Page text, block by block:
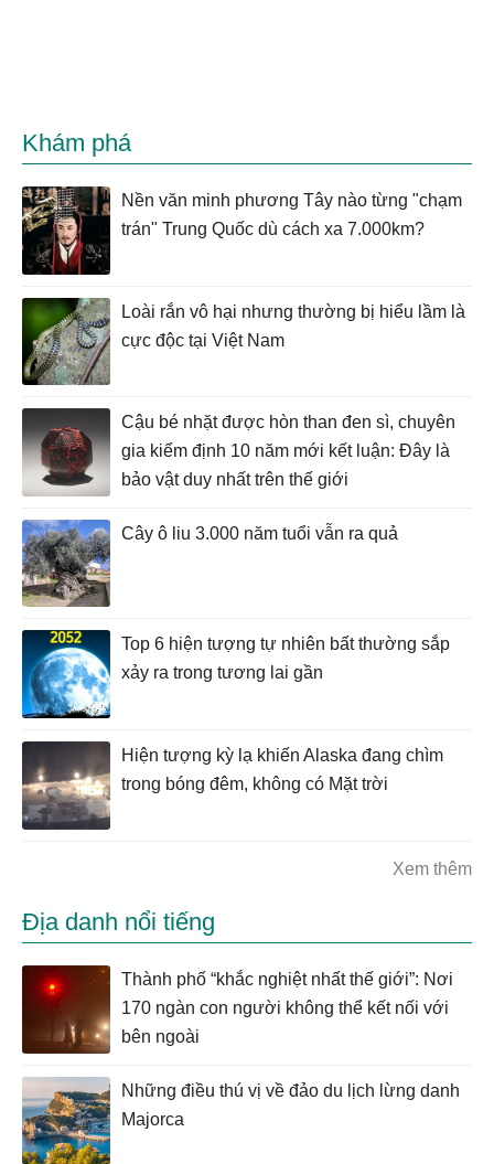
Khám phá
Nền văn minh phương Tây nào từng "chạm
trán" Trung Quốc dù cách xa 7.000km?
Loài rắn vô hại nhưng thường bị hiểu lầm là
cực độc tại Việt Nam
Cậu bé nhặt được hòn than đen sì, chuyên
gia kiểm định 10 năm mới kết luận: Đây là
bảo vật duy nhất trên thế giới
Cây ô liu 3.000 năm tuổi vẫn ra quả
Top 6 hiện tượng tự nhiên bất thường sắp
xảy ra trong tương lai gần
Hiện tượng kỳ lạ khiến Alaska đang chìm
trong bóng đêm, không có Mặt trời
Xem thêm
Địa danh nổi tiếng
Thành phố “khắc nghiệt nhất thế giới”: Nơi
170 ngàn con người không thể kết nối với
bên ngoài
Những điều thú vị về đảo du lịch lừng danh
Majorca